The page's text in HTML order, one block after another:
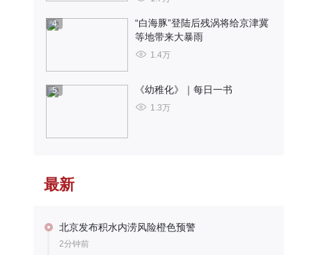
4
“白海豚”登陆后残涡将给京津冀
等地带来大暴雨
1.4万
5 《幼稚化》｜每日一书
1.3万
最新
北京发布积水内涝风险橙色预警
2分钟前